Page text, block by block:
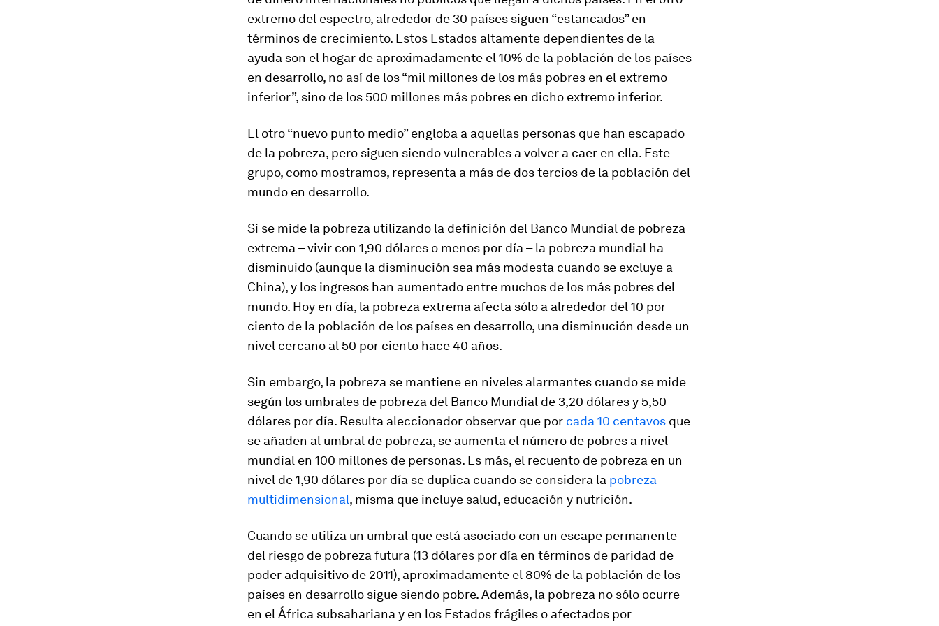
extremo del espectro, alrededor de 30 países siguen “estancados” en
términos de crecimiento. Estos Estados altamente dependientes de la
ayuda son el hogar de aproximadamente el 10% de la población de los países
en desarrollo, no así de los “mil millones de los más pobres en el extremo
inferior”, sino de los 500 millones más pobres en dicho extremo inferior.
El otro “nuevo punto medio” engloba a aquellas personas que han escapado
de la pobreza, pero siguen siendo vulnerables a volver a caer en ella. Este
grupo, como mostramos, representa a más de dos tercios de la población del
mundo en desarrollo.
Si se mide la pobreza utilizando la definición del Banco Mundial de pobreza
extrema – vivir con 1,90 dólares o menos por día – la pobreza mundial ha
disminuido (aunque la disminución sea más modesta cuando se excluye a
China), y los ingresos han aumentado entre muchos de los más pobres del
mundo. Hoy en día, la pobreza extrema afecta sólo a alrededor del 10 por
ciento de la población de los países en desarrollo, una disminución desde un
nivel cercano al 50 por ciento hace 40 años.
Sin embargo, la pobreza se mantiene en niveles alarmantes cuando se mide
según los umbrales de pobreza del Banco Mundial de 3,20 dólares y 5,50
dólares por día. Resulta aleccionador observar que por cada 10 centavos que
se añaden al umbral de pobreza, se aumenta el número de pobres a nivel
mundial en 100 millones de personas. Es más, el recuento de pobreza en un
nivel de 1,90 dólares por día se duplica cuando se considera la pobreza
multidimensional, misma que incluye salud, educación y nutrición.
Cuando se utiliza un umbral que está asociado con un escape permanente
del riesgo de pobreza futura (13 dólares por día en términos de paridad de
poder adquisitivo de 2011), aproximadamente el 80% de la población de los
países en desarrollo sigue siendo pobre. Además, la pobreza no sólo ocurre
en el África subsahariana y en los Estados frágiles o afectados por